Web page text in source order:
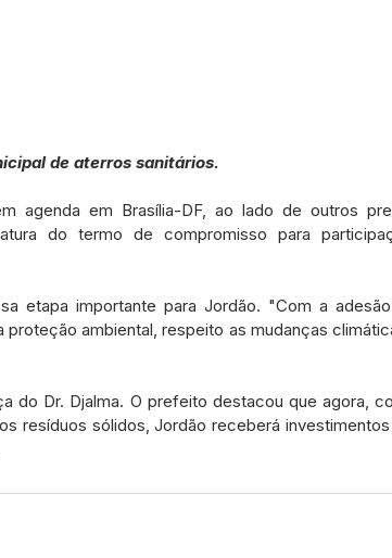
de aterros sanitários.
agenda em Brasília-DF, ao lado de outros
do termo de compromisso para
etapa importante para Jordão. "Com a
proteção ambiental, respeito as mudanças
do Dr. Djalma. O prefeito destacou que agora,
resíduos sólidos, Jordão receberá